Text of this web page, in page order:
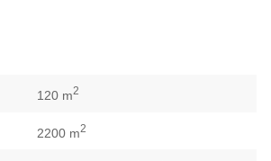
120 m2
2200 m2